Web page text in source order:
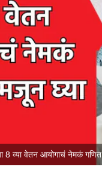
व्या वेतन आयोगाचं नेमकं गणित